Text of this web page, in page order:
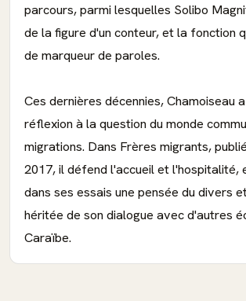
parcours, parmi lesquelles Solibo
de la figure d'un conteur, et la fonction
de marqueur de paroles.
Ces dernières décennies, Chamoiseau
réflexion à la question du monde
migrations. Dans Frères migrants,
2017, il défend l'accueil et l'hospitalité,
dans ses essais une pensée du divers
héritée de son dialogue avec d'autres
Caraïbe.